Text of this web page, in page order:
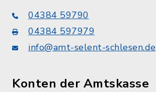
04384 59790
04384 597979
info@amt-selent-schlesen.de
Konten der Amtskasse